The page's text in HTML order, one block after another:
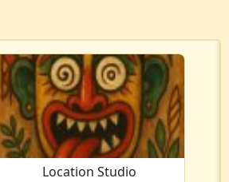
Location Studio